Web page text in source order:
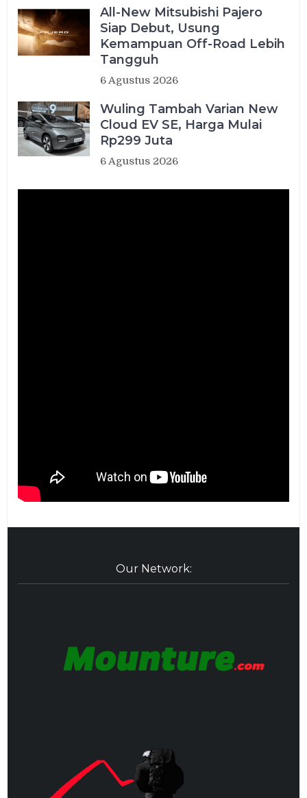
All-New Mitsubishi Pajero
Siap Debut, Usung
Kemampuan Off-Road Lebih
Tangguh
6 Agustus 2026
Wuling Tambah Varian New
Cloud EV SE, Harga Mulai
Rp299 Juta
6 Agustus 2026
Our Network: